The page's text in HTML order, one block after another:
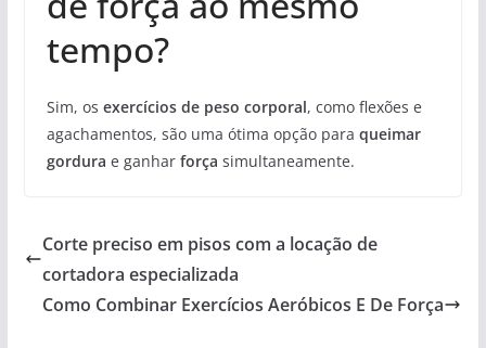
tempo?
Sim, os exercícios de peso corporal, como flexões e
agachamentos, são uma ótima opção para queimar
gordura e ganhar força simultaneamente.
Corte preciso em pisos com a locação de
cortadora especializada
Como Combinar Exercícios Aeróbicos E De Força